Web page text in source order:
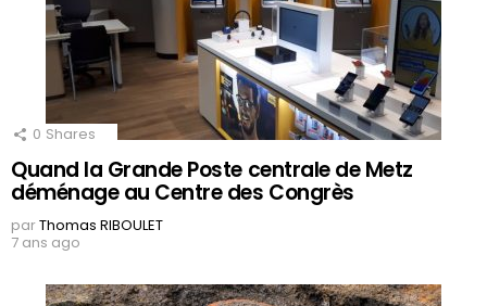
0 Shares
Quand la Grande Poste centrale de Metz
déménage au Centre des Congrès
parThomas RIBOULET
7 ans ago